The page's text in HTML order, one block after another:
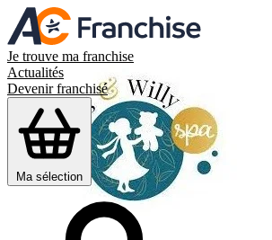
Je trouve ma franchise
Actualités
Devenir franchisé
Ma sélection